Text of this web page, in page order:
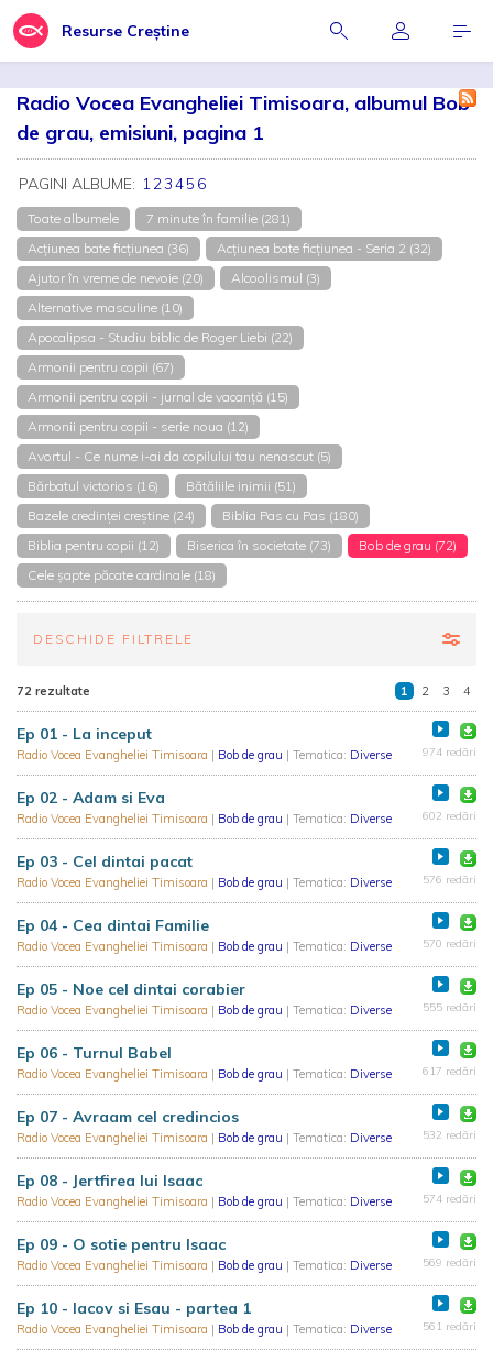
Resurse Creștine
Radio Vocea Evangheliei Timisoara, albumul Bob
de grau, emisiuni, pagina 1
PAGINI ALBUME: 12345 6
Toate albumele
7 minute în familie (281)
Acțiunea bate ficțiunea (36)
Acțiunea bate ficțiunea - Seria 2 (32)
Ajutor în vreme de nevoie (20)
Alcoolismul (3)
Alternative masculine (10)
Apocalipsa - Studiu biblic de Roger Liebi (22)
Armonii pentru copii (67)
Armonii pentru copii - jurnal de vacanță (15)
Armonii pentru copii - serie noua (12)
Avortul - Ce nume i-ai da copilului tau nenascut (5)
Bărbatul victorios (16)
Bătăliile inimii (51)
Bazele credinței creștine (24)
Biblia Pas cu Pas (180)
Biblia pentru copii (12)
Biserica în societate (73)
Bob de grau (72)
Cele șapte păcate cardinale (18)
DESCHIDE FILTRELE
72 rezultate 1 2 3 4
Ep 01 - La inceput
Radio Vocea Evangheliei Timisoara | Bob de grau | Tematica: Diverse 974 redări
Ep 02 - Adam si Eva
Radio Vocea Evangheliei Timisoara | Bob de grau | Tematica: Diverse 602 redări
Ep 03 - Cel dintai pacat
Radio Vocea Evangheliei Timisoara | Bob de grau | Tematica: Diverse 576 redări
Ep 04 - Cea dintai Familie
Radio Vocea Evangheliei Timisoara | Bob de grau | Tematica: Diverse 570 redări
Ep 05 - Noe cel dintai corabier
Radio Vocea Evangheliei Timisoara | Bob de grau | Tematica: Diverse 555 redări
Ep 06 - Turnul Babel
Radio Vocea Evangheliei Timisoara | Bob de grau | Tematica: Diverse 617 redări
Ep 07 - Avraam cel credincios
Radio Vocea Evangheliei Timisoara | Bob de grau | Tematica: Diverse 532 redări
Ep 08 - Jertfirea lui Isaac
Radio Vocea Evangheliei Timisoara | Bob de grau | Tematica: Diverse 574 redări
Ep 09 - O sotie pentru Isaac
Radio Vocea Evangheliei Timisoara | Bob de grau | Tematica: Diverse 569 redări
Ep 10 - Iacov si Esau - partea 1
Radio Vocea Evangheliei Timisoara | Bob de grau | Tematica: Diverse 561 redări